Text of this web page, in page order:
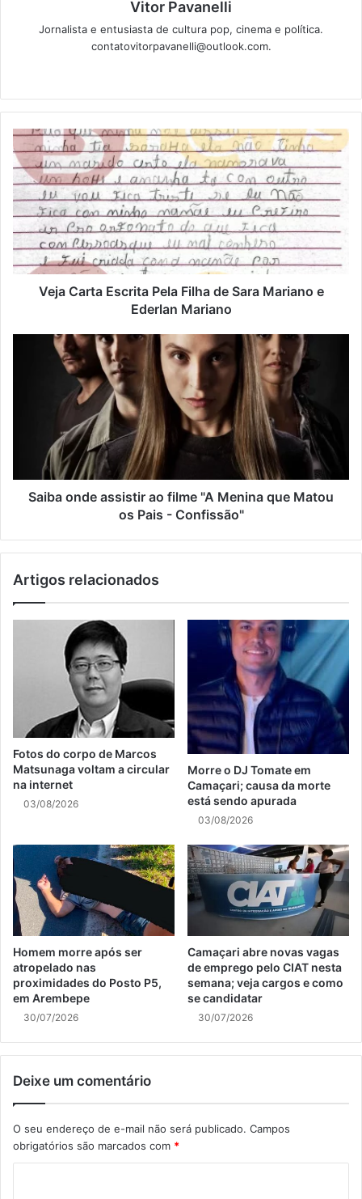
Vitor Pavanelli
Jornalista e entusiasta de cultura pop, cinema e política.
contatovitorpavanelli@outlook.com.
Veja Carta Escrita Pela Filha de Sara Mariano e
Ederlan Mariano
Saiba onde assistir ao filme "A Menina que Matou
os Pais - Confissão"
Artigos relacionados
Fotos do corpo de Marcos
Matsunaga voltam a circular
na internet
03/08/2026
Morre o DJ Tomate em
Camaçari; causa da morte
está sendo apurada
03/08/2026
Homem morre após ser
atropelado nas
proximidades do Posto P5,
em Arembepe
30/07/2026
Camaçari abre novas vagas
de emprego pelo CIAT nesta
semana; veja cargos e como
se candidatar
30/07/2026
Deixe um comentário
O seu endereço de e-mail não será publicado. Campos
obrigatórios são marcados com *